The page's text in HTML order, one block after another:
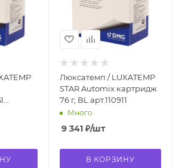
Люксатемп / LUXATEMP
STAR Automix картридж
76 г, BL арт.110911
Много
9 341₽/шт
В КОРЗИНУ